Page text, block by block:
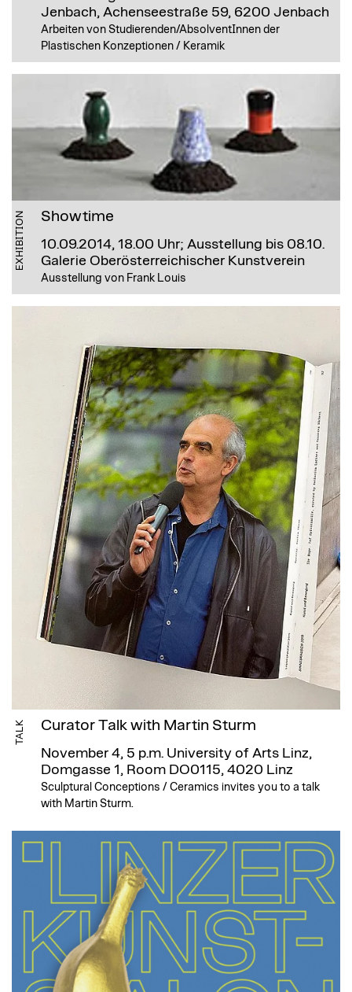
Jenbach, Achenseestraße 59, 6200 Jenbach
Arbeiten von Studierenden/AbsolventInnen der
Plastischen Konzeptionen / Keramik
EXHIBITION Showtime
10.09.2014, 18.00 Uhr; Ausstellung bis 08.10.
Galerie Oberösterreichischer Kunstverein
Ausstellung von Frank Louis
TALK Curator Talk with Martin Sturm
November 4, 5 p.m. University of Arts Linz,
Domgasse 1, Room DO0115, 4020 Linz
Sculptural Conceptions / Ceramics invites you to a talk
with Martin Sturm.